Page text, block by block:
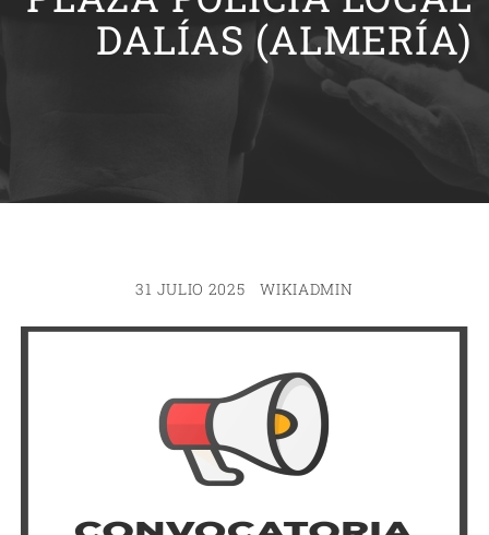
DALÍAS (ALMERÍA)
31 JULIO 2025 WIKIADMIN